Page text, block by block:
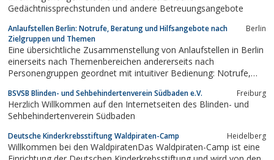
Gedächtnissprechstunden und andere Betreuungsangebote
Anlaufstellen Berlin: Notrufe, Beratung und Hilfsangebote nach
Zielgruppen und Themen
Berlin
Eine übersichtliche Zusammenstellung von Anlaufstellen in Berlin
einerseits nach Themenbereichen andererseits nach
Personengruppen geordnet mit intuitiver Bedienung: Notrufe,
Kinder, Jugendliche, Mädchen, Frauen, Männer, Senioren,
Migranten, Behinderte,...
BSVSB Blinden- und Sehbehindertenverein Südbaden e.V. Freiburg
Herzlich Willkommen auf den Internetseiten des Blinden- und
Sehbehindertenverein Südbaden
Deutsche Kinderkrebsstiftung Waldpiraten-Camp Heidelberg
Willkommen bei den WaldpiratenDas Waldpiraten-Camp ist eine